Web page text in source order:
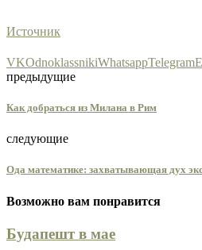
Источник
VKOdnoklassnikiWhatsappTelegram
предыдущие
Как добраться из Милана в Рим
следующие
Ода математике: захватывающая дух
Возможно вам понравится
Будапешт в мае